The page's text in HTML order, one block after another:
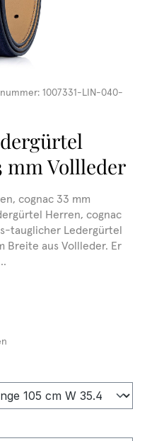
1007331-LIN-040-
mm Vollleder
cognac 33 mm
Herren, cognac
tauglicher Ledergürtel
Breite aus Vollleder. Er